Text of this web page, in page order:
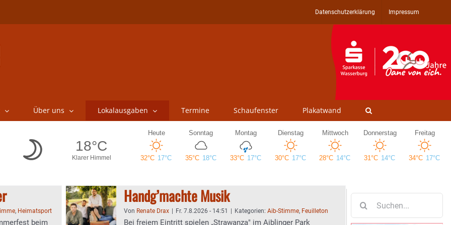
Datenschutzerklärung Impressum
Über uns Lokalausgaben Termine Schaufenster Plakatwand
, Heimatsport
beim
Handg’machte Musik
Von Renate Drax Fr. 7.8.2026 - 14:51 Kategorien: Aib-Stimme, Feuilleton
Bei freiem Eintritt spielen „Strawanza" im Aiblinger Park
nach: